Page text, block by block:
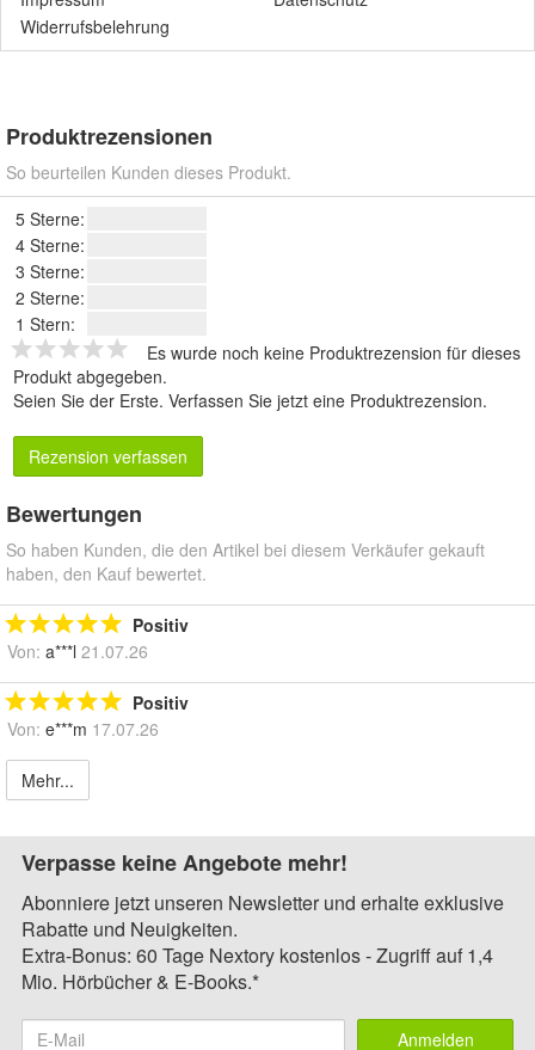
Widerrufsbelehrung
Produktrezensionen
So beurteilen Kunden dieses Produkt.
5 Sterne:
4 Sterne:
3 Sterne:
2 Sterne:
1 Stern:
Es wurde noch keine Produktrezension für dieses
Produkt abgegeben.
Seien Sie der Erste. Verfassen Sie jetzt eine Produktrezension.
Rezension verfassen
Bewertungen
So haben Kunden, die den Artikel bei diesem Verkäufer gekauft
haben, den Kauf bewertet.
Positiv
Von: a***l 21.07.26
Positiv
Von: e***m 17.07.26
Mehr...
Verpasse keine Angebote mehr!
Abonniere jetzt unseren Newsletter und erhalte exklusive
Rabatte und Neuigkeiten.
Extra-Bonus: 60 Tage Nextory kostenlos - Zugriff auf 1,4
Mio. Hörbücher & E-Books.*
Anmelden